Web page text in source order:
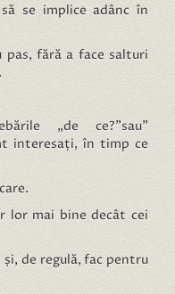
se implice adânc în
fără a face salturi
„de ce?”sau”
interesați, în timp ce
lor mai bine decât cei
și, de regulă, fac pentru